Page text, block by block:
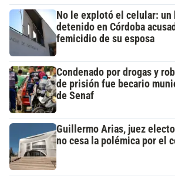
No le explotó el celular: un
detenido en Córdoba
femicidio de su esposa
Condenado por drogas y
de prisión fue becario
de Senaf
Guillermo Arias, juez
no cesa la polémica por el